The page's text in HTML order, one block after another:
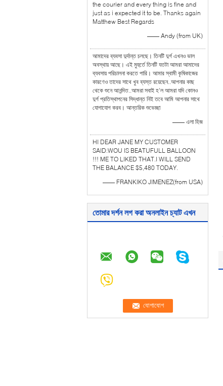
the courier and every thing is fine and
just as i expected it to be. Thanks again
Matthew Best Regards
—— Andy (from UK)
আমাদের ব্যবসা দুর্দান্ত চলছে। তিনটি দুর্গ এখনও ভাল
অবস্থায় আছে। এই মুহুর্তে তিনটি যতটা আমরা আমাদের
ব্যবসায় পরিচালনা করতে পারি। আমার স্বামী কৃষিকাজের
কারণেও তাদের সাথে খুব ব্যস্ত রয়েছেন..আপনার কাছ
থেকে শুনে আনন্দিত..আমরা সবাই হ'ল আমরা যদি কোনও
দুর্গ প্রতিস্থাপনের সিদ্ধান্ত নিই তবে আমি আপনার সাথে
যোগাযোগ করব। আন্তরিক শুভেচ্ছা
—— এলা হিজ
HI DEAR JANE MY CUSTOMER
SAID:WOU IS BEATUFULL BALLOON
!!! ME TO LIKED THAT.I WILL SEND
THE BALANCE $5,480 TODAY.
—— FRANKIKO JIMENEZ(from USA)
তোমার দর্শন লগ করা অনলাইন চ্যাট এখন